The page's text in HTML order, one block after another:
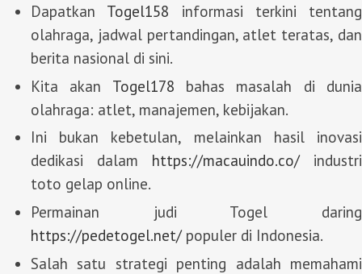
Dapatkan Togel158 informasi terkini tentang
olahraga, jadwal pertandingan, atlet teratas, dan
berita nasional di sini.
Kita akan Togel178 bahas masalah di dunia
olahraga: atlet, manajemen, kebijakan.
Ini bukan kebetulan, melainkan hasil inovasi
dedikasi dalam https://macauindo.co/industri
toto gelap online.
Permainan judi Togel daring
https://pedetogel.net/populer di Indonesia.
Salah satu strategi penting adalah memahami